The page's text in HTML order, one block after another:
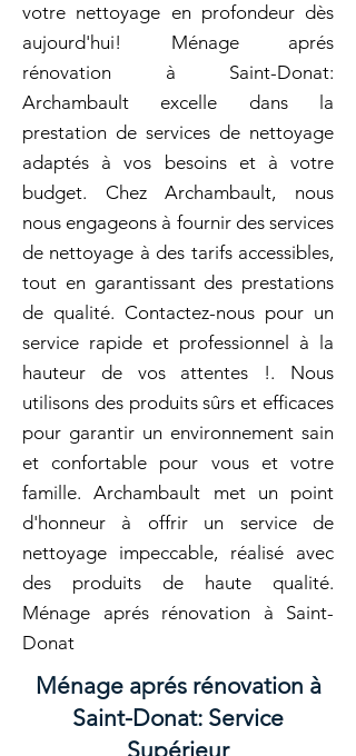
votre nettoyage en profondeur dès
aujourd'hui! Ménage aprés
rénovation à Saint-Donat:
Archambault excelle dans la
prestation de services de nettoyage
adaptés à vos besoins et à votre
budget. Chez Archambault, nous
nous engageons à fournir des services
de nettoyage à des tarifs accessibles,
tout en garantissant des prestations
de qualité. Contactez-nous pour un
service rapide et professionnel à la
hauteur de vos attentes !. Nous
utilisons des produits sûrs et efficaces
pour garantir un environnement sain
et confortable pour vous et votre
famille. Archambault met un point
d'honneur à offrir un service de
nettoyage impeccable, réalisé avec
des produits de haute qualité.
Ménage aprés rénovation à Saint-
Donat
Ménage aprés rénovation à
Saint-Donat: Service
Supérieur